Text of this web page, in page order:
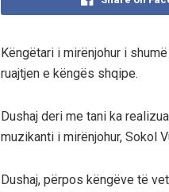
Këngëtari i mirënjohur i
ruajtjen e këngës shqipe.
Dushaj deri me tani ka
muzikanti i mirënjohur, Sokol
Dushaj, përpos këngëve të